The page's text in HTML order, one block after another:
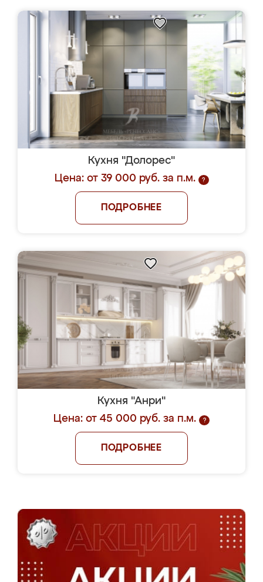
Кухня "Долорес"
Цена: от 39 000 руб. за п.м.
?
ПОДРОБНЕЕ
Кухня "Анри"
Цена: от 45 000 руб. за п.м.
?
ПОДРОБНЕЕ